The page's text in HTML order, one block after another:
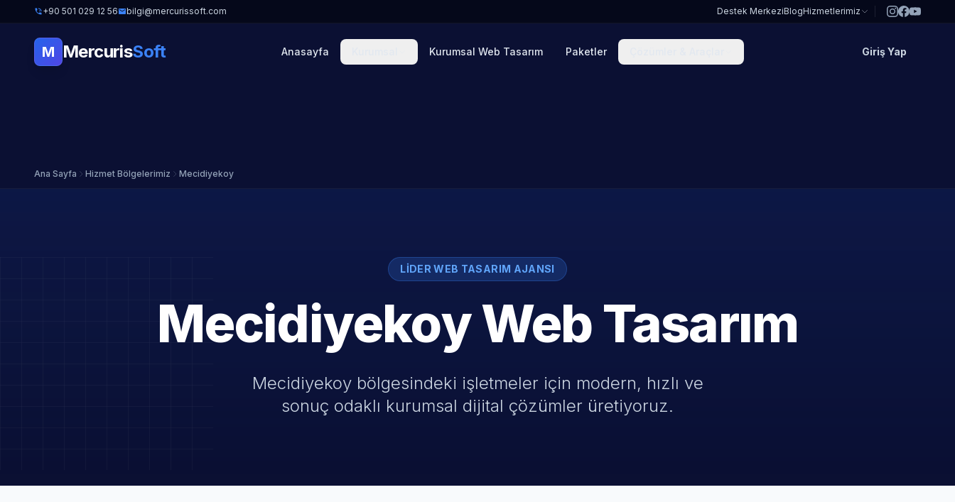
+90 501 029 12 56 bilgi@mercurissoft.com Destek MerkeziBlogHizmetlerimiz
M MercurisSoft Anasayfa Kurumsal Web Tasarım Paketler Giriş Yap
Ana Sayfa Hizmet Bölgelerimiz Mecidiyekoy
LIDER WEB TASARIM AJANSI
Mecidiyekoy Web Tasarım
Mecidiyekoy bölgesindeki işletmeler için modern, hızlı ve
sonuç odaklı kurumsal dijital çözümler üretiyoruz.